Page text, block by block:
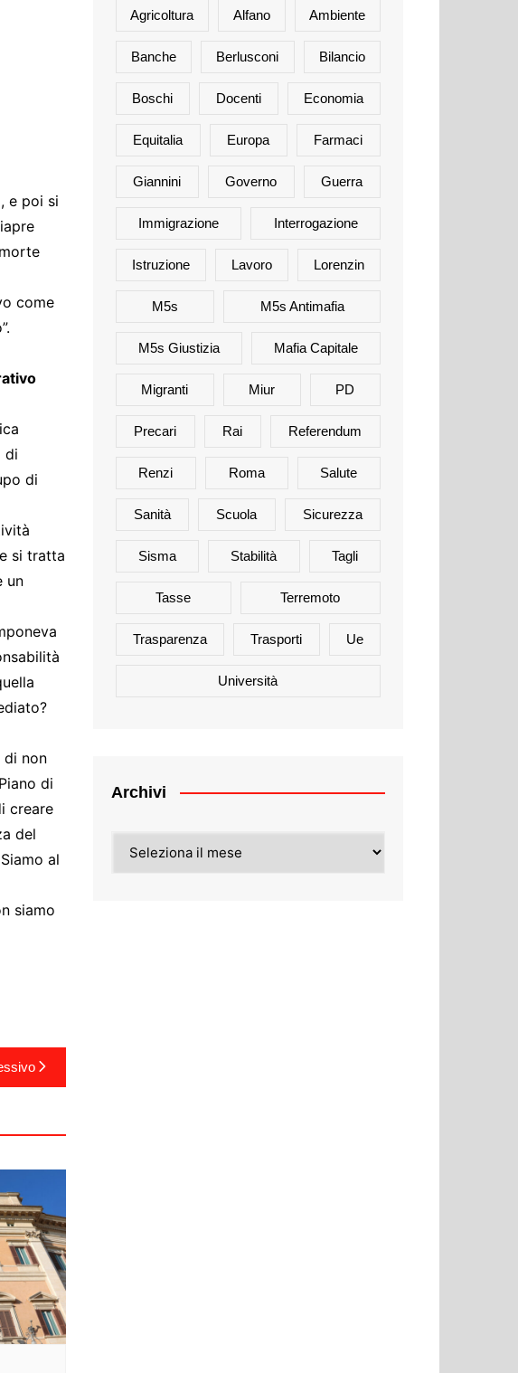
e poi si
come
di
di
si tratta
un
di non
di
creare
del
al
siamo
Agricoltura Alfano Ambiente
Banche Berlusconi Bilancio
Boschi Docenti Economia
Equitalia Europa Farmaci
Giannini Governo Guerra
Immigrazione Interrogazione
Istruzione Lavoro Lorenzin
M5s M5s Antimafia
M5s Giustizia Mafia Capitale
Migranti Miur PD
Precari Rai Referendum
Renzi Roma Salute
Sanità Scuola Sicurezza
Sisma Stabilità Tagli
Tasse Terremoto
Trasparenza Trasporti Ue
Università
Archivi